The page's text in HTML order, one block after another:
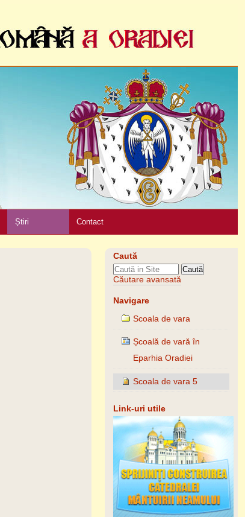
Știri Contact
Caută
Căutare avansată
Navigare
Scoala de vara
Școală de vară în
Eparhia Oradiei
Scoala de vara 5
Link-uri utile